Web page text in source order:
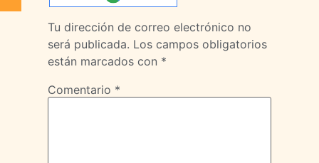
Tu dirección de correo electrónico no
será publicada. Los campos obligatorios
están marcados con *
Comentario *